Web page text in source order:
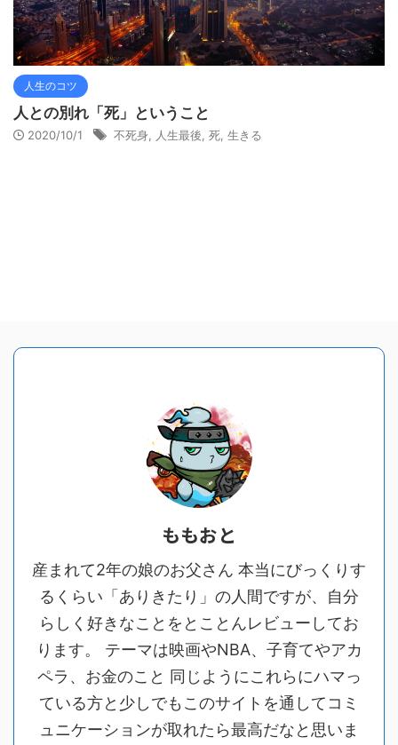
人生のコツ
人との別れ「死」ということ
2020/10/1 不死身, 人生最後, 死, 生きる
ももおと
産まれて2年の娘のお父さん 本当にびっくりす
るくらい「ありきたり」の人間ですが、自分
らしく好きなことをとことんレビューしてお
ります。 テーマは映画やNBA、子育てやアカ
ペラ、お金のこと 同じようにこれらにハマっ
ている方と少しでもこのサイトを通してコミ
ュニケーションが取れたら最高だなと思いま